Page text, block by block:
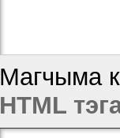
Магчыма
HTML